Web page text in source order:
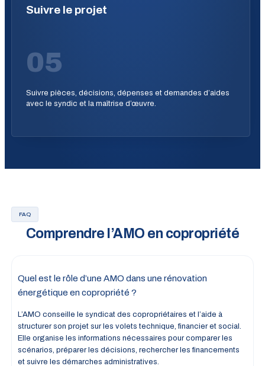
Suivre le projet
05
Suivre pièces, décisions, dépenses et demandes d’aides
avec le syndic et la maîtrise d’œuvre.
FAQ
Comprendre l’AMO en copropriété
Quel est le rôle d’une AMO dans une rénovation
énergétique en copropriété ?
L’AMO conseille le syndicat des copropriétaires et l’aide à
structurer son projet sur les volets technique, financier et social.
Elle organise les informations nécessaires pour comparer les
scénarios, préparer les décisions, rechercher les financements
et suivre les démarches administratives.